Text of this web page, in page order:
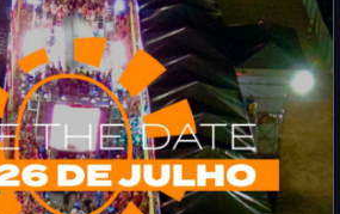
do entretenimento na região de
coberturas exclusivas e muito mais.